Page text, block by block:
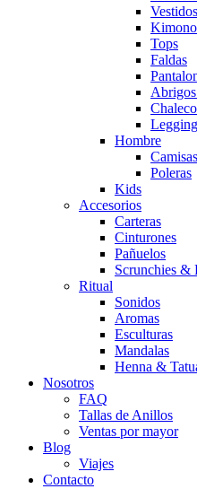
Vestidos
Tops
Faldas
Hombre
Camisas
Poleras
Kids
Accesorios
Carteras
Cinturones
Pañuelos
Scrunchies &
Ritual
Sonidos
Aromas
Esculturas
Mandalas
Henna &
Nosotros
FAQ
Tallas de Anillos
Ventas por mayor
Blog
Viajes
Contacto